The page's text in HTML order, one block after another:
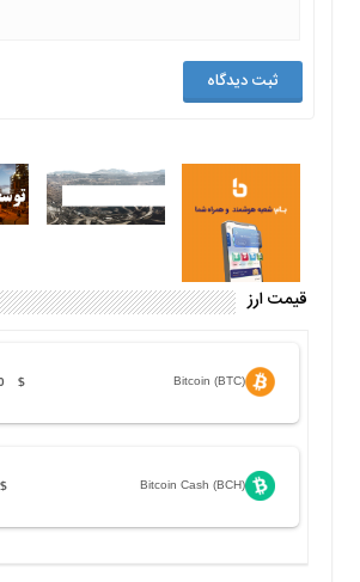
قیمت ارز
Bitcoin (BTC)
$
Bitcoin Cash (BCH)
$